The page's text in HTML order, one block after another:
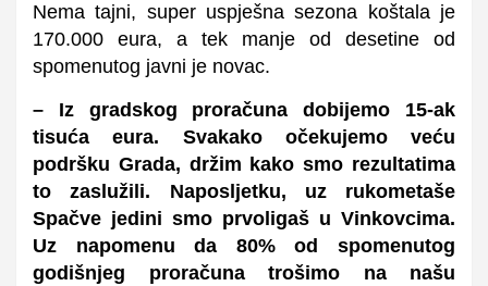
Nema tajni, super uspješna sezona koštala je
170.000 eura, a tek manje od desetine od
spomenutog javni je novac.
– Iz gradskog proračuna dobijemo 15-ak
tisuća eura. Svakako očekujemo veću
podršku Grada, držim kako smo rezultatima
to zaslužili. Naposljetku, uz rukometaše
Spačve jedini smo prvoligaš u Vinkovcima.
Uz napomenu da 80% od spomenutog
godišnjeg proračuna trošimo na našu